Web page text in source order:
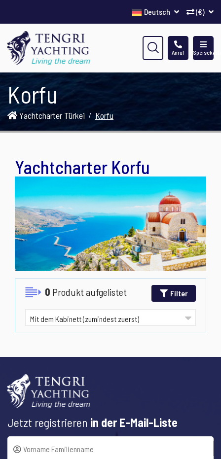
(€)
Deutsch
Anruf
Korfu
Yachtcharter Türkei Korfu
Yachtcharter Korfu
0 Produkt aufgelistet Filter
Jetzt registrieren in der E-Mail-Liste